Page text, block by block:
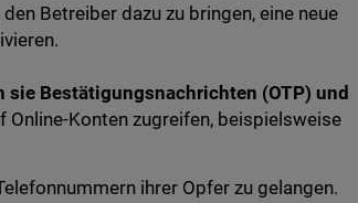
Betreiber dazu zu bringen, eine neue
Bestätigungsnachrichten (OTP) und
Online-Konten zugreifen, beispielsweise
ihrer Opfer zu gelangen.